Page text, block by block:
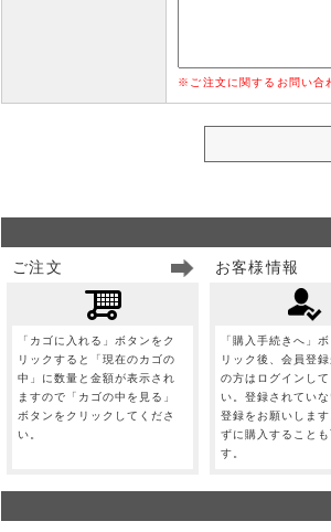
※ご注文に関するお問い合
ご注文
「カゴに入れる」ボタンをク
リックすると「現在のカゴの
中」に数量と金額が表示され
ますので「カゴの中を見る」
ボタンをクリックしてくださ
い。
お客様情報
「購入手続きへ」
リック後、会員登
の方はログインして
い。登録されていな
登録をお願いしま
ずに購入すること
す。